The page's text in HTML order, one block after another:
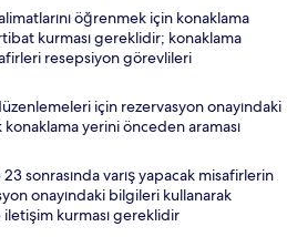
öğrenmek için konaklama
kurması gereklidir; konaklama
resepsiyon görevlileri
için rezervasyon onayındaki
yerini önceden araması
sonrasında varış yapacak misafirlerin
onayındaki bilgileri kullanarak
kurması gereklidir